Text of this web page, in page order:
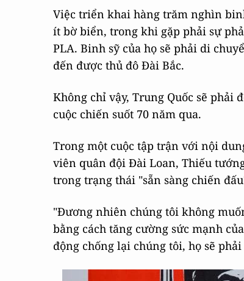
Việc triển khai hàng trăm nghìn
ít bờ biển, trong khi gặp phải sự
PLA. Binh sỹ của họ sẽ phải di
đến được thủ đô Đài Bắc.
Không chỉ vậy, Trung Quốc sẽ
cuộc chiến suốt 70 năm qua.
Trong một cuộc tập trận với nội
viên quân đội Đài Loan, Thiếu
trong trạng thái "sẵn sàng chiến
"Đương nhiên chúng tôi không
bằng cách tăng cường sức mạnh
động chống lại chúng tôi, họ sẽ